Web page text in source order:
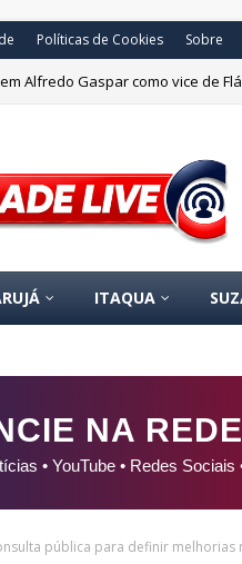
Políticas de Cookies Sobre
Alfredo Gaspar como vice de
ITAQUA
NA
• YouTube • Redes
pública para definir melhorias